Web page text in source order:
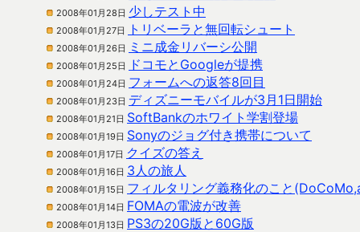
2008年01月28日 少しテスト中
2008年01月27日 トリベーラと無回転シュート
2008年01月26日 ミニ成金リバーシ公開
2008年01月25日 ドコモとGoogleが提携
2008年01月24日 フォームへの返答8回目
2008年01月23日 ディズニーモバイルが3月1日開始
2008年01月21日 SoftBankのホワイト学割登場
2008年01月19日 Sonyのジョグ付き携帯について
2008年01月17日 クイズの答え
2008年01月16日 3人の旅人
2008年01月15日 フィルタリング義務化のこと
2008年01月14日 FOMAの電波が改善
2008年01月13日 PS3の20G版と60G版